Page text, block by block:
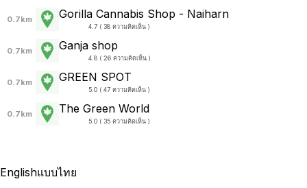
0.7km Gorilla Cannabis Shop - Naiharn
4.7 ( 38 ความคิดเห็น )
0.7km Ganja shop
4.8 ( 26 ความคิดเห็น )
0.7km GREEN SPOT
5.0 ( 47 ความคิดเห็น )
0.7km The Green World
5.0 ( 35 ความคิดเห็น )
Englishแบบไทย